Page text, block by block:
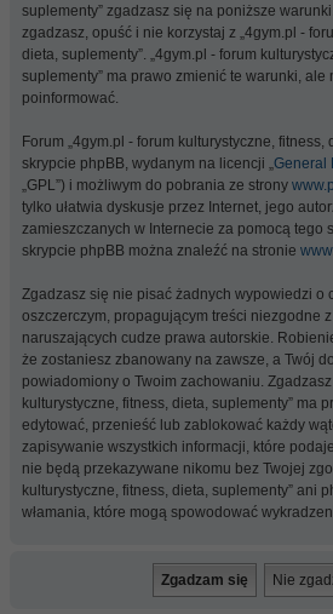
suplementy” zgadzasz się na poniższe
zgadzasz, opuść i nie korzystaj z „4gym.pl -
dieta, suplementy”. „4gym.pl - forum
suplementy” ma prawo zmienić te warunki, ale
poinformować.
Forum „4gym.pl - forum kulturystyczne, fitness,
skrypcie phpBB, wydanym na licencji „General
„GPL”) i możliwym do pobrania ze strony
tylko ułatwia dyskusje przez Internet, jego
zamieszczanych w Internecie za pomocą tego
skrypcie phpBB można znaleźć na stronie
Zgadzasz się nie pisać żadnych wypowiedzi o
oszczerczym, propagującym treści niezgodne
naruszających cudze prawa autorskie.
że zostaniesz zbanowany na zawsze, a Twój
powiadomiony o Twoim zachowaniu.
kulturystyczne, fitness, dieta, suplementy” ma
edytować, przenieść lub zablokować każdy
zapisywanie wszystkich informacji, które
nie będą przekazywane nikomu bez Twojej
kulturystyczne, fitness, dieta, suplementy” ani
włamania, które mogą spowodować